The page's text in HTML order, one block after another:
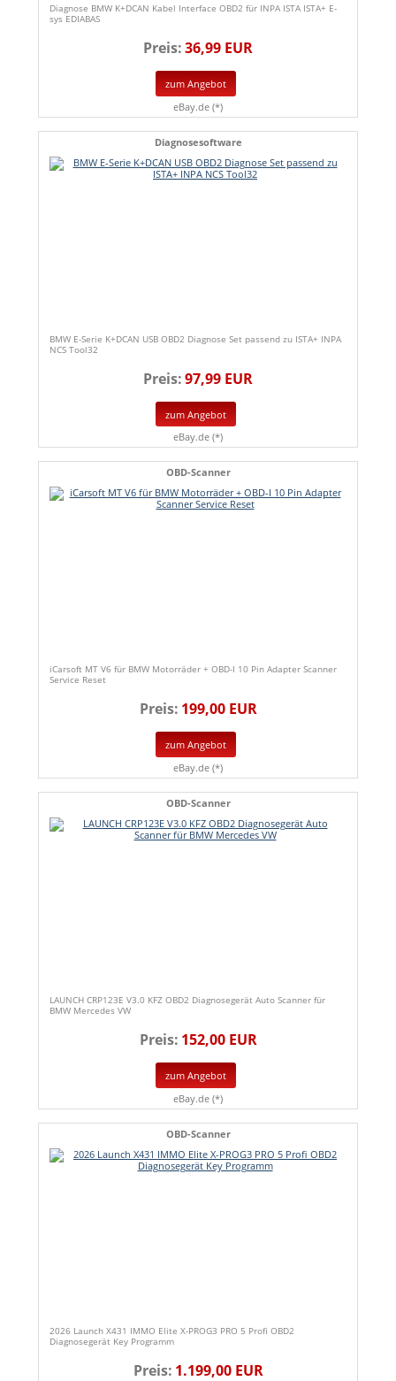
Diagnose BMW K+DCAN Kabel Interface OBD2 für INPA ISTA ISTA+ E-
sys EDIABAS
Preis:36,99 EUR
zum Angebot
eBay.de (*)
Diagnosesoftware
BMW E-Serie K+DCAN USB OBD2 Diagnose Set passend zu ISTA+ INPA
NCS Tool32
Preis:97,99 EUR
zum Angebot
eBay.de (*)
OBD-Scanner
iCarsoft MT V6 für BMW Motorräder + OBD-I 10 Pin Adapter Scanner
Service Reset
Preis: 199,00 EUR
zum Angebot
eBay.de (*)
OBD-Scanner
LAUNCH CRP123E V3.0 KFZ OBD2 Diagnosegerät Auto Scanner für
BMW Mercedes VW
Preis: 152,00 EUR
zum Angebot
eBay.de (*)
OBD-Scanner
2026 Launch X431 IMMO Elite X-PROG3 PRO 5 Profi OBD2
Diagnosegerät Key Programm
Preis: 1.199,00 EUR